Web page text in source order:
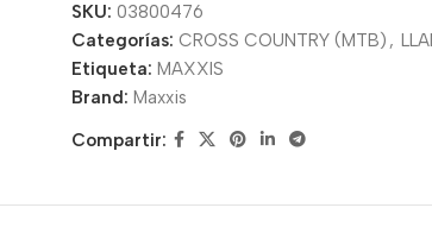
SKU: 03800476
Categorías: CROSS COUNTRY (MTB) ,
Etiqueta: MAXXIS
Brand: Maxxis
Compartir: